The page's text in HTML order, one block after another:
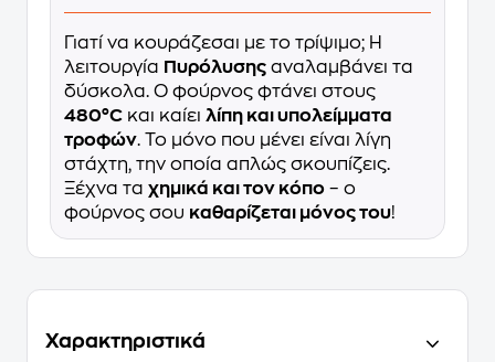
Γιατί να κουράζεσαι με το τρίψιμο; Η
λειτουργία Πυρόλυσης αναλαμβάνει τα
δύσκολα. Ο φούρνος φτάνει στους
480°C και καίει λίπη και υπολείμματα
τροφών. Το μόνο που μένει είναι λίγη
στάχτη, την οποία απλώς σκουπίζεις.
Ξέχνα τα χημικά και τον κόπο – ο
φούρνος σου καθαρίζεται μόνος του!
Χαρακτηριστικά